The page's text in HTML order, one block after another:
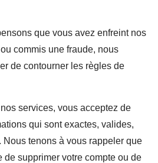
que vous avez enfreint nos
commis une fraude, nous
de contourner les règles de
services, vous acceptez de
qui sont exactes, valides,
tenons à vous rappeler que
de supprimer votre compte ou de